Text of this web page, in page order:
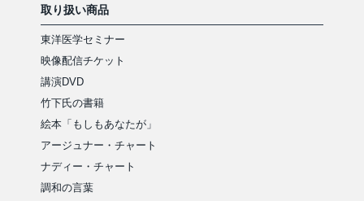
取り扱い商品
東洋医学セミナー
映像配信チケット
講演DVD
竹下氏の書籍
絵本「もしもあなたが」
アージュナー・チャート
ナディー・チャート
調和の言葉